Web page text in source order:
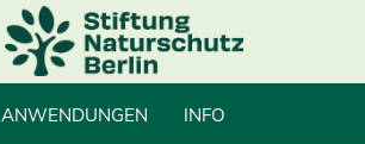
ANWENDUNGEN INFO